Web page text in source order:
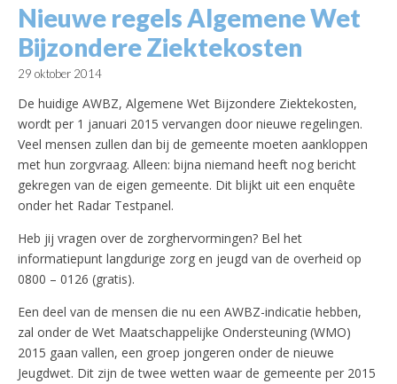
Nieuwe regels Algemene Wet
Bijzondere Ziektekosten
29 oktober 2014
De huidige AWBZ, Algemene Wet Bijzondere Ziektekosten,
wordt per 1 januari 2015 vervangen door nieuwe regelingen.
Veel mensen zullen dan bij de gemeente moeten aankloppen
met hun zorgvraag. Alleen: bijna niemand heeft nog bericht
gekregen van de eigen gemeente. Dit blijkt uit een enquête
onder het Radar Testpanel.
Heb jij vragen over de zorghervormingen? Bel het
informatiepunt langdurige zorg en jeugd van de overheid op
0800 – 0126 (gratis).
Een deel van de mensen die nu een AWBZ-indicatie hebben,
zal onder de Wet Maatschappelijke Ondersteuning (WMO)
2015 gaan vallen, een groep jongeren onder de nieuwe
Jeugdwet. Dit zijn de twee wetten waar de gemeente per 2015